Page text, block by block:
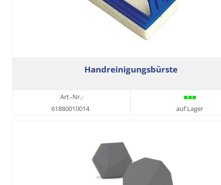
Handreinigungsbürste
Art.-Nr.:
61880010014
auf Lager